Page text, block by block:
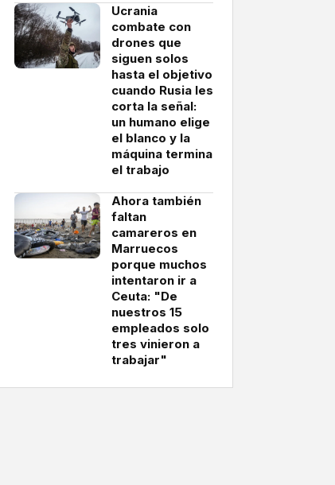
Ucrania
combate con
drones que
siguen solos
hasta el objetivo
cuando Rusia les
corta la señal:
un humano elige
el blanco y la
máquina termina
el trabajo
Ahora también
faltan
camareros en
Marruecos
porque muchos
intentaron ir a
Ceuta: "De
nuestros 15
empleados solo
tres vinieron a
trabajar"